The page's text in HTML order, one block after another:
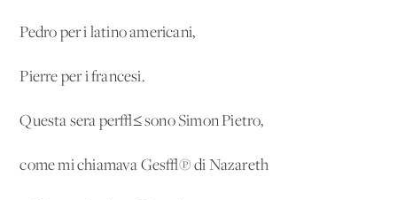
Pedro per i latino americani,
Pierre per i francesi.
Questa sera per√≤ sono Simon Pietro,
come mi chiamava Ges√π di Nazareth